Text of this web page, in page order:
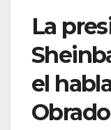
La
el